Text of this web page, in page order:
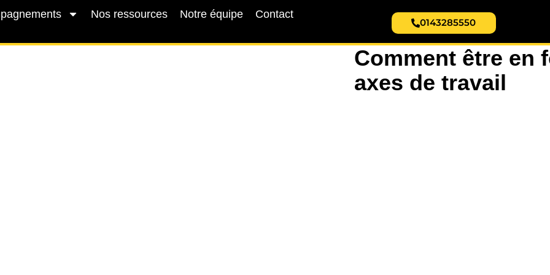
Nos ressources Notre équipe Contact
0143285550
Comment être en
axes de travail